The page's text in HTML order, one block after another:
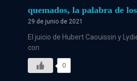
quemados, la palabra de
29 de junio de 2021
El juicio de Hubert Caouissin y
con
0